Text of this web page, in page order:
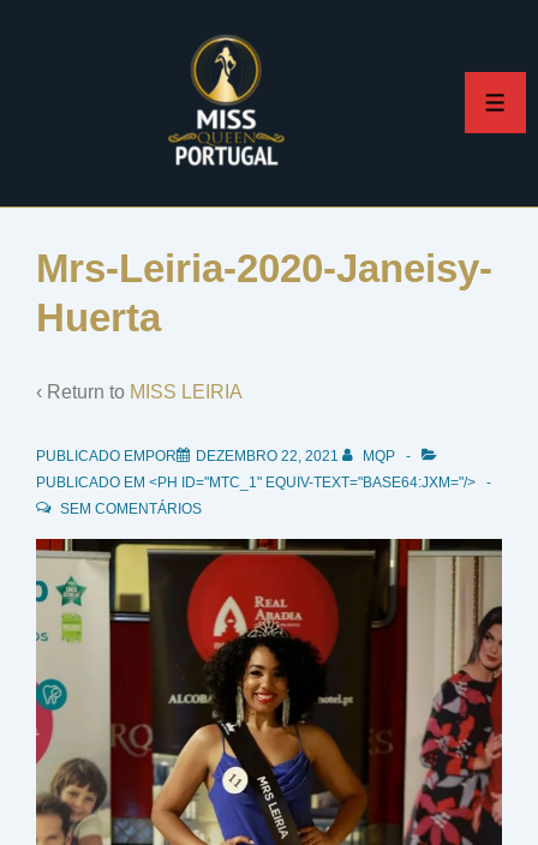
Mrs-Leiria-2020-Janeisy-
Huerta
‹ Return to MISS LEIRIA
PUBLICADO EMPOR DEZEMBRO 22, 2021
MQP
PUBLICADO EM <PH ID="MTC_1" EQUIV-TEXT="BASE64:JXM="/>
SEM COMENTÁRIOS